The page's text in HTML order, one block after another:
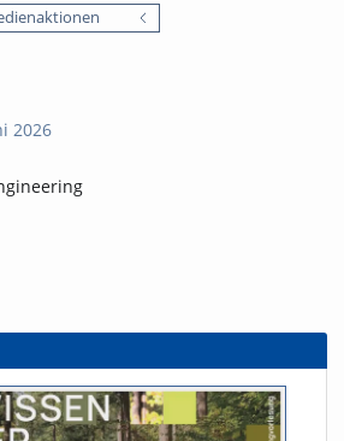
2026